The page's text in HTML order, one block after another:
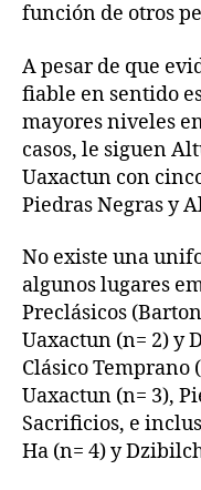
función de otros
A pesar de que
fiable en sentido
mayores niveles
casos, le siguen
Uaxactun con
Piedras Negras y
No existe una
algunos lugares
Preclásicos
Uaxactun (n= 2) y
Clásico Temprano
Uaxactun (n= 3),
Sacrificios, e
Ha (n= 4) y